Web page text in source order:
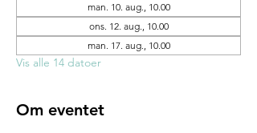
man. 10. aug., 10.00
ons. 12. aug., 10.00
man. 17. aug., 10.00
Vis alle 14 datoer
Om eventet